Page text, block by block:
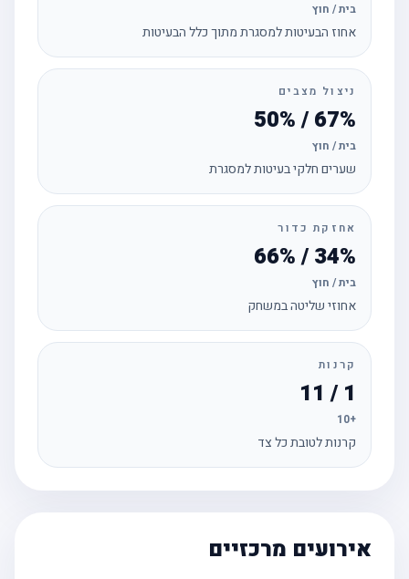
בית / חוץ
אחוז הבעיטות למסגרת מתוך כלל הבעיטות
ניצול מצבים
67% / 50%
בית / חוץ
שערים חלקי בעיטות למסגרת
אחזקת כדור
34% / 66%
בית / חוץ
אחוזי שליטה במשחק
קרנות
קרנות לטובת כל צד
אירועים מרכזיים